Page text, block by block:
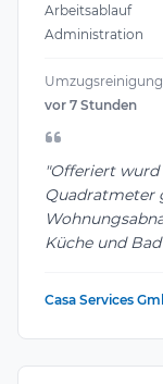
Arbeitsablauf
Administration
Umzugsreinigung
vor 7 Stunden
"Offeriert wurd
Quadratmeter
Küche und Bad
Casa Services